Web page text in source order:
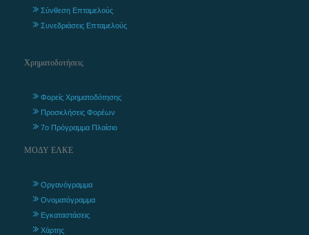
Σύνθεση Επταμελούς
Συνεδριάσεις Επταμελούς
Χρηματοδοτήσεις
Φορείς Χρηματοδότησης
Προσκλήσεις Φορέων
7ο Πρόγραμμα Πλαίσιο
ΜΟΔΥ ΕΛΚΕ
Οργανόγραμμα
Ονοματόγραμμα
Εγκαταστάσεις
Χάρτης